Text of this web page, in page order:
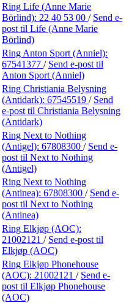
Ring Life (Anne Marie
Börlind): 22 40 53 00 / Send e-
post til Life (Anne Marie
Börlind)
Ring Anton Sport (Anniel):
67541377 / Send e-post til
Anton Sport (Anniel)
Ring Christiania Belysning
(Antidark): 67545519 / Send
e-post til Christiania Belysning
(Antidark)
Ring Next to Nothing
(Antigel): 67808300 / Send e-
post til Next to Nothing
(Antigel)
Ring Next to Nothing
(Antinea): 67808300 / Send e-
post til Next to Nothing
(Antinea)
Ring Elkjøp (AOC):
21002121 / Send e-post til
Elkjøp (AOC)
Ring Elkjøp Phonehouse
(AOC): 21002121 / Send e-
post til Elkjøp Phonehouse
(AOC)